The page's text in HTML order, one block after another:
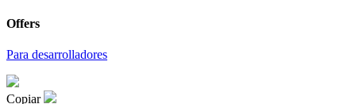
Offers
Para desarrolladores
Copiar